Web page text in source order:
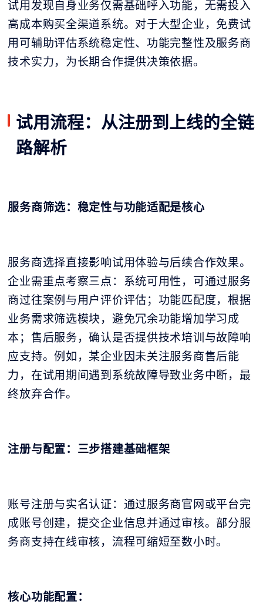
试用发现自身业务仅需基础呼入功能，无需投入
高成本购买全渠道系统。对于大型企业，免费试
用可辅助评估系统稳定性、功能完整性及服务商
技术实力，为长期合作提供决策依据。
试用流程：从注册到上线的全链
路解析
服务商筛选：稳定性与功能适配是核心
服务商选择直接影响试用体验与后续合作效果。
企业需重点考察三点：系统可用性，可通过服务
商过往案例与用户评价评估；功能匹配度，根据
业务需求筛选模块，避免冗余功能增加学习成
本；售后服务，确认是否提供技术培训与故障响
应支持。例如，某企业因未关注服务商售后能
力，在试用期间遇到系统故障导致业务中断，最
终放弃合作。
注册与配置：三步搭建基础框架
账号注册与实名认证：通过服务商官网或平台完
成账号创建，提交企业信息并通过审核。部分服
务商支持在线审核，流程可缩短至数小时。
核心功能配置：